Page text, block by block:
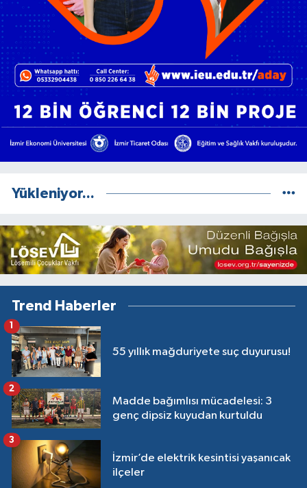
Yükleniyor...
Trend Haberler
55 yıllık mağduriyete suç duyurusu!
Madde bağımlısı mücadelesi: 3
genç dipsiz kuyudan kurtuldu
2
İzmir’de elektrik kesintisi yaşanıcak
ilçeler
3